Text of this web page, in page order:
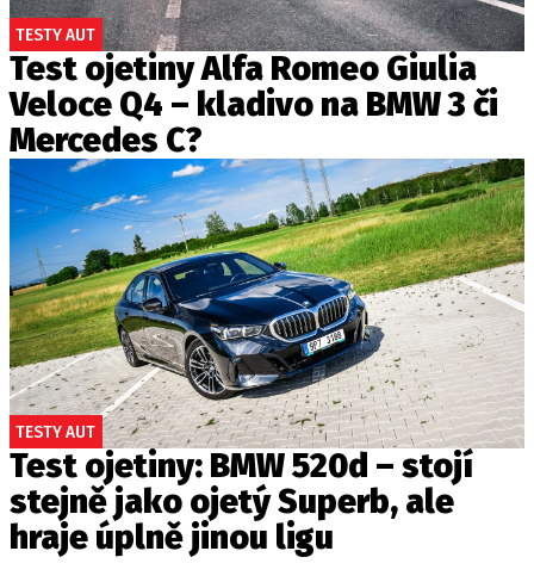
TESTY AUT
Test ojetiny Alfa Romeo Giulia
Veloce Q4 – kladivo na BMW 3 či
Mercedes C?
TESTY AUT
Test ojetiny: BMW 520d – stojí
stejně jako ojetý Superb, ale
hraje úplně jinou ligu